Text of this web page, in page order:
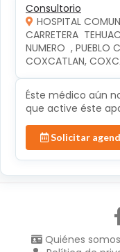
Consultorio
HOSPITAL
CARRETERA
NUMERO  , PUEBLO
COXCATLAN,
Éste médico aún
que active éste
Solicitar
Quiénes somos